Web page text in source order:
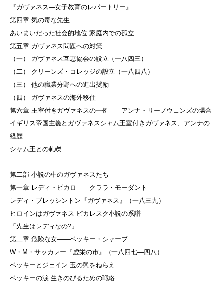
『ガヴァネス—女子教育のレパートリー』
第四章 気の毒な先生
あいまいだった社会的地位 家庭内での孤立
第五章 ガヴァネス問題への対策
（一） ガヴァネス互恵協会の設立（一八四三）
（二） クリーンズ・コレッジの設立（一八四八）
（三） 他の職業分野への進出奨励
（四） ガヴァネスの海外移住
第六章 王室付きガヴァネスの一例——アンナ・リーノウェンズの場合
イギリス帝国主義とガヴァネスシャム王室付きガヴァネス、アンナの
経歴
シャム王との軋轢
第二部 小説の中のガヴァネスたち
第一章 レディ・ピカロ——クララ・モーダント
レディ・ブレッシントン『ガヴァネス』（一八三九）
ヒロインはガヴァネス ピカレスク小説の系譜
「先生はレディなの?」
第二章 危険な女——ベッキー・シャープ
W・M・サッカレー『虚栄の市』（一八四七—四八）
ベッキーとジェイン 玉の輿をねらえ
ベッキーの涙 生きのびるための戦略